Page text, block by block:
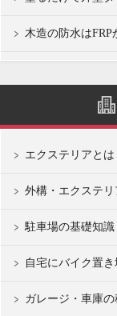
木造の防水は
エクステリアと
外構・エクステ
駐車場の基礎知識
自宅にバイク置
ガレージ・車庫